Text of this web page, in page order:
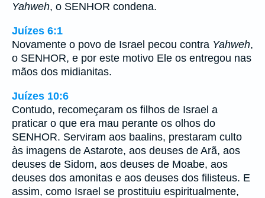
Yahweh, o SENHOR condena.
Juízes 6:1
Novamente o povo de Israel pecou contra Yahweh,
o SENHOR, e por este motivo Ele os entregou nas
mãos dos midianitas.
Juízes 10:6
Contudo, recomeçaram os filhos de Israel a
praticar o que era mau perante os olhos do
SENHOR. Serviram aos baalins, prestaram culto
às imagens de Astarote, aos deuses de Arã, aos
deuses de Sidom, aos deuses de Moabe, aos
deuses dos amonitas e aos deuses dos filisteus. E
assim, como Israel se prostituiu espiritualmente,